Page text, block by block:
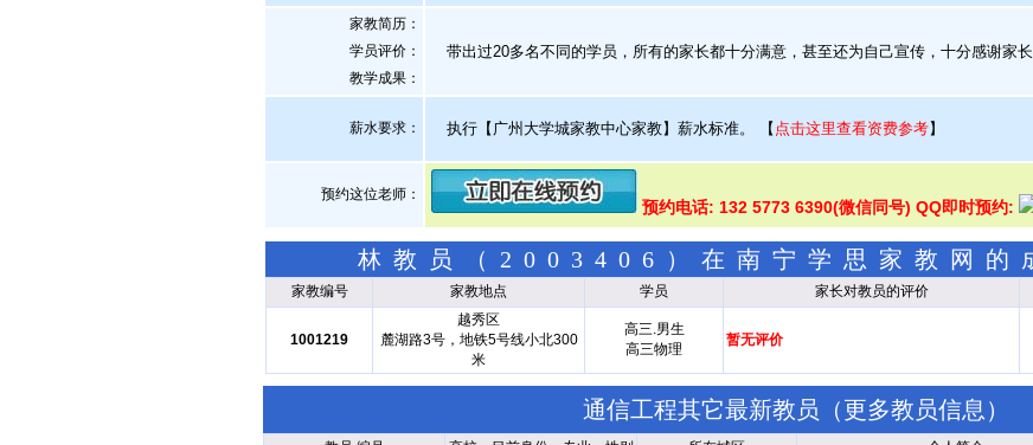
家教简历：
学员评价：
教学成果：
带出过20多名不同的学员，所有的家长都十分满意，甚至还为自己宣传，十分感谢家
薪水要求： 执行【广州大学城家教中心家教】薪水标准。 【 点击这里查看资费参考】
预约这位老师：
预约电话: 132 5773 6390(微信同号) QQ即时预约:
林教员（2003406）在南宁学思家教网的
家教编号 家教地点 学员 家长对教员的评价
1001219
越秀区
麓湖路3号，地铁5号线小北300
米
高三.男生
高三物理
暂无评价
通信工程其它最新教员（更多教员信息 ）